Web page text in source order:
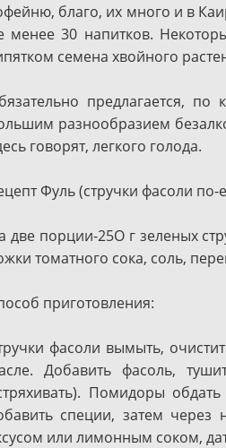
благо, их много и в
менее 30 напитков.
семена хвойного
предлагается,
разнообразием
говорят, легкого голода.
Фуль (стручки фасоли по-
две порции-25О г зеленых
томатного сока, соль,
приготовления:
фасоли вымыть,
Добавить фасоль,
Помидоры
специи, затем через
или лимонным соком,